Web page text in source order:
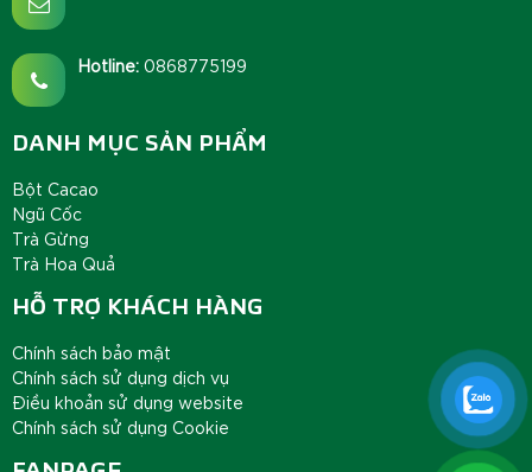
Hotline: 0868775199
DANH MỤC SẢN PHẨM
Bột Cacao
Ngũ Cốc
Trà Gừng
Trà Hoa Quả
HỖ TRỢ KHÁCH HÀNG
Chính sách bảo mật
Chính sách sử dụng dịch vụ
Điều khoản sử dụng website
Chính sách sử dụng Cookie